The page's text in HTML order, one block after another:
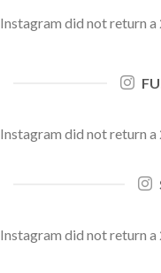
Instagram did not return a
Instagram did not return a
Instagram did not return a